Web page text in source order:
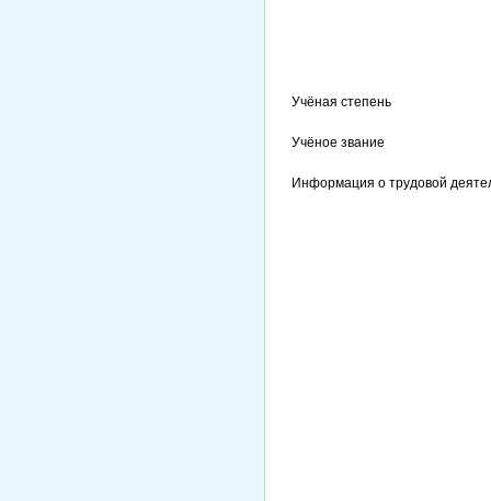
Учёная степень
Учёное звание
Информация о трудовой